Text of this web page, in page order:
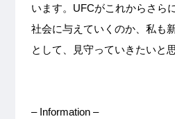
います。UFCがこれからさら
社会に与えていくのか、私も
として、見守っていきたいと
– Information –